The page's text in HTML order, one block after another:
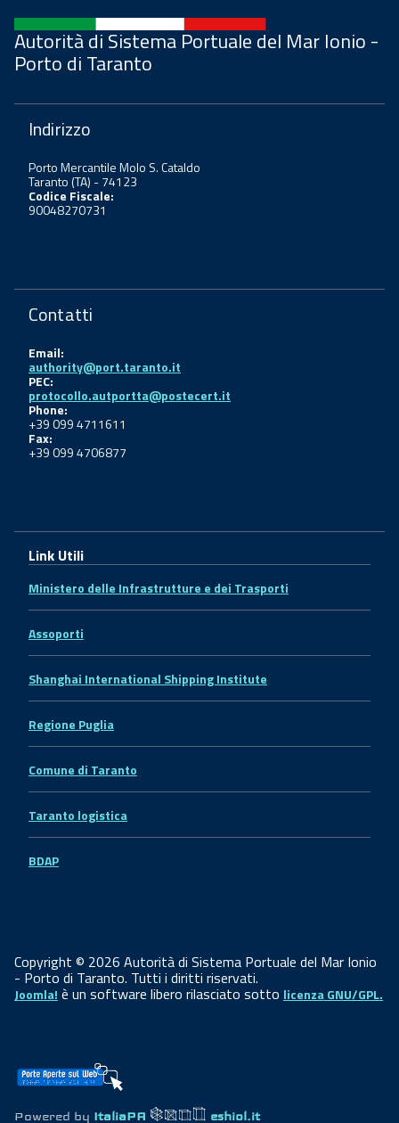
Autorità di Sistema Portuale del Mar Ionio -
Porto di Taranto
Indirizzo
Porto Mercantile Molo S. Cataldo
Taranto (TA) - 74123
Codice Fiscale:
90048270731
Contatti
Email:
authority@port.taranto.it
PEC:
protocollo.autportta@postecert.it
Phone:
+39 099 4711611
Fax:
+39 099 4706877
Link Utili
Ministero delle Infrastrutture e dei Trasporti
Assoporti
Shanghai International Shipping Institute
Regione Puglia
Comune di Taranto
Taranto logistica
BDAP
Copyright © 2026 Autorità di Sistema Portuale del Mar Ionio
- Porto di Taranto. Tutti i diritti riservati.
Joomla! è un software libero rilasciato sotto licenza GNU/GPL.
Powered by ItaliaPA eshiol.it